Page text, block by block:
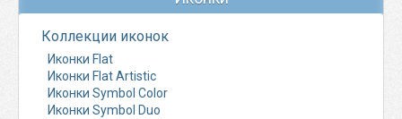
Коллекции иконок
Иконки Flat
Иконки Flat Artistic
Иконки Symbol Color
Иконки Symbol Duo